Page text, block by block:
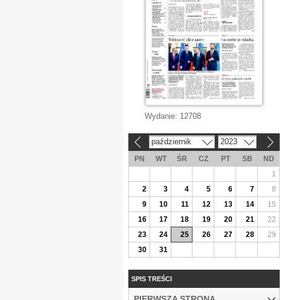
Wydanie: 12708
październik 2023
PN WT ŚR CZ PT SB
ND
1
2
3 4 5 6 7
8
9
10 11 12 13 14
15
16
17 18 19 20 21
22
23
24 25 26 27 28
29
30
31
SPIS TREŚCI